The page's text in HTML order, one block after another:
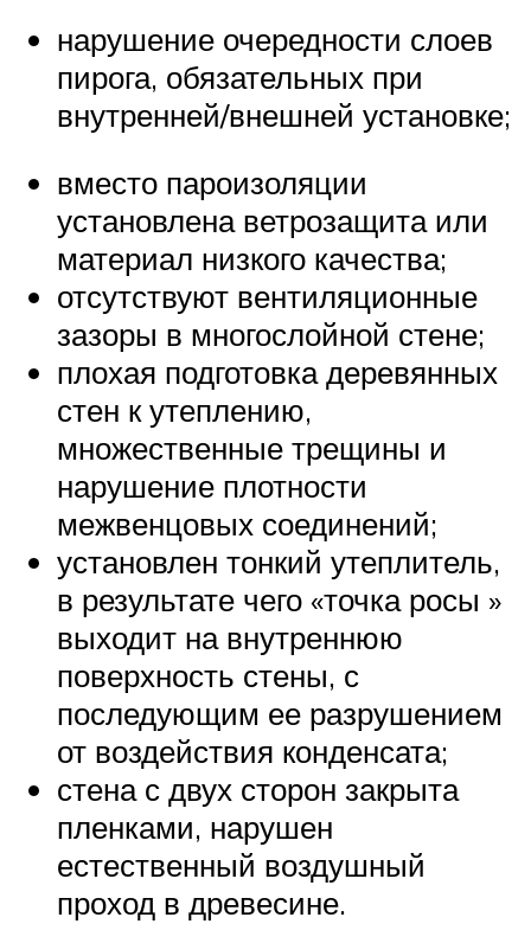
нарушение очередности слоев
пирога, обязательных при
внутренней/внешней установке;
вместо пароизоляции
установлена ветрозащита или
материал низкого качества;
отсутствуют вентиляционные
зазоры в многослойной стене;
плохая подготовка деревянных
стен к утеплению,
множественные трещины и
нарушение плотности
межвенцовых соединений;
установлен тонкий утеплитель,
в результате чего «точка росы »
выходит на внутреннюю
поверхность стены, с
последующим ее разрушением
от воздействия конденсата;
стена с двух сторон закрыта
пленками, нарушен
естественный воздушный
проход в древесине.